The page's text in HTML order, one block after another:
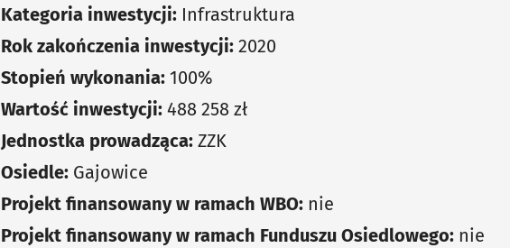
Kategoria inwestycji: Infrastruktura
Rok zakończenia inwestycji: 2020
Stopień wykonania: 100%
Wartość inwestycji: 488 258 zł
Jednostka prowadząca: ZZK
Osiedle: Gajowice
Projekt finansowany w ramach WBO: nie
Projekt finansowany w ramach Funduszu Osiedlowego: nie